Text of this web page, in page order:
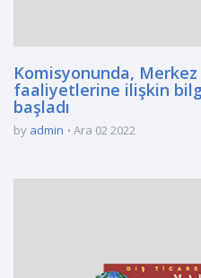
Komisyonunda, Merkez
faaliyetlerine ilişkin
başladı
by admin Ara 02 2022